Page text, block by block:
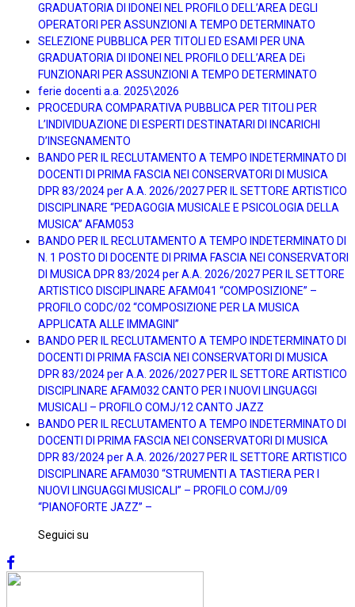
GRADUATORIA DI IDONEI NEL PROFILO DELL’AREA DEGLI
OPERATORI PER ASSUNZIONI A TEMPO DETERMINATO
SELEZIONE PUBBLICA PER TITOLI ED ESAMI PER UNA
GRADUATORIA DI IDONEI NEL PROFILO DELL’AREA DEi
FUNZIONARI PER ASSUNZIONI A TEMPO DETERMINATO
ferie docenti a.a. 2025\2026
PROCEDURA COMPARATIVA PUBBLICA PER TITOLI PER
L’INDIVIDUAZIONE DI ESPERTI DESTINATARI DI INCARICHI
D’INSEGNAMENTO
BANDO PER IL RECLUTAMENTO A TEMPO INDETERMINATO DI
DOCENTI DI PRIMA FASCIA NEI CONSERVATORI DI MUSICA
DPR 83/2024 per A.A. 2026/2027 PER IL SETTORE ARTISTICO
DISCIPLINARE “PEDAGOGIA MUSICALE E PSICOLOGIA DELLA
MUSICA” AFAM053
BANDO PER IL RECLUTAMENTO A TEMPO INDETERMINATO DI
N. 1 POSTO DI DOCENTE DI PRIMA FASCIA NEI CONSERVATORI
DI MUSICA DPR 83/2024 per A.A. 2026/2027 PER IL SETTORE
ARTISTICO DISCIPLINARE AFAM041 “COMPOSIZIONE” –
PROFILO CODC/02 “COMPOSIZIONE PER LA MUSICA
APPLICATA ALLE IMMAGINI”
BANDO PER IL RECLUTAMENTO A TEMPO INDETERMINATO DI
DOCENTI DI PRIMA FASCIA NEI CONSERVATORI DI MUSICA
DPR 83/2024 per A.A. 2026/2027 PER IL SETTORE ARTISTICO
DISCIPLINARE AFAM032 CANTO PER I NUOVI LINGUAGGI
MUSICALI – PROFILO COMJ/12 CANTO JAZZ
BANDO PER IL RECLUTAMENTO A TEMPO INDETERMINATO DI
DOCENTI DI PRIMA FASCIA NEI CONSERVATORI DI MUSICA
DPR 83/2024 per A.A. 2026/2027 PER IL SETTORE ARTISTICO
DISCIPLINARE AFAM030 “STRUMENTI A TASTIERA PER I
NUOVI LINGUAGGI MUSICALI” – PROFILO COMJ/09
“PIANOFORTE JAZZ” –
Seguici su